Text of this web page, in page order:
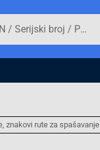
znakovi rute za spašavanje